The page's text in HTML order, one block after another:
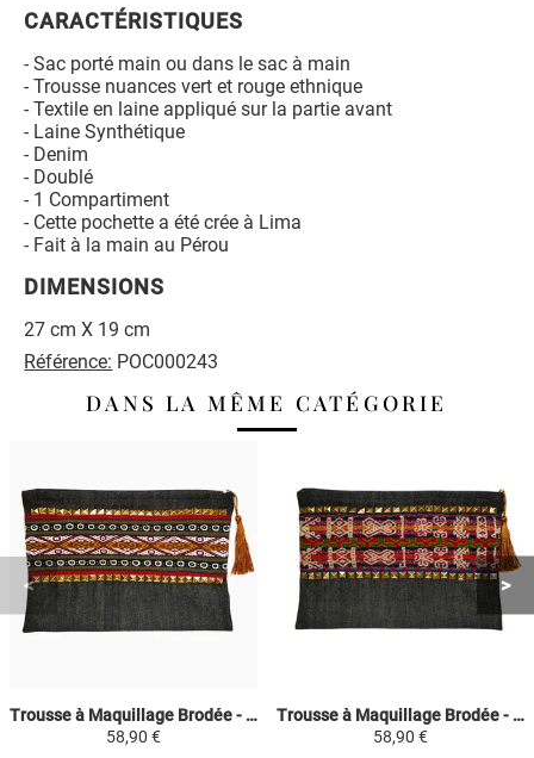
CARACTÉRISTIQUES
- Sac porté main ou dans le sac à main
- Trousse nuances vert et rouge ethnique
- Textile en laine appliqué sur la partie avant
- Laine Synthétique
- Denim
- Doublé
- 1 Compartiment
- Cette pochette a été crée à Lima
- Fait à la main au Pérou
DIMENSIONS
27 cm X 19 cm
Référence: POC000243
DANS LA MÊME CATÉGORIE
Trousse à Maquillage Brodée - Bordeaux et Vert Kaki - Fashion Inca
58,90 €
Trousse à Maquillage Brodée - Violet Coloré - Fashion Inca
58,90 €